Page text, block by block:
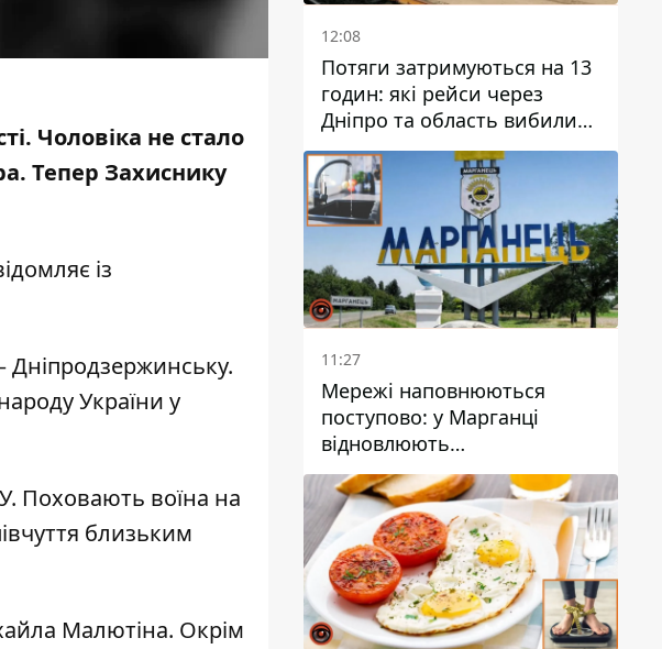
Чоловіка не стало
Тепер Захиснику
із
Дніпродзержинську.
України у
Поховають воїна на
близьким
Малютіна. Окрім
12:08
Потяги затримуються на 13
годин: які рейси через
Дніпро та область вибилися
з графіка
11:27
Мережі наповнюються
поступово: у Марганці
відновлюють
водопостачання